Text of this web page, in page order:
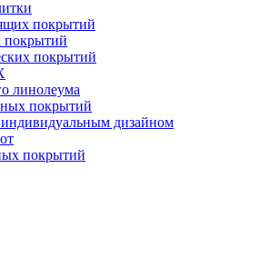
покрытий
покрытий
покрытий
линолеума
покрытий
дизайном
покрытий